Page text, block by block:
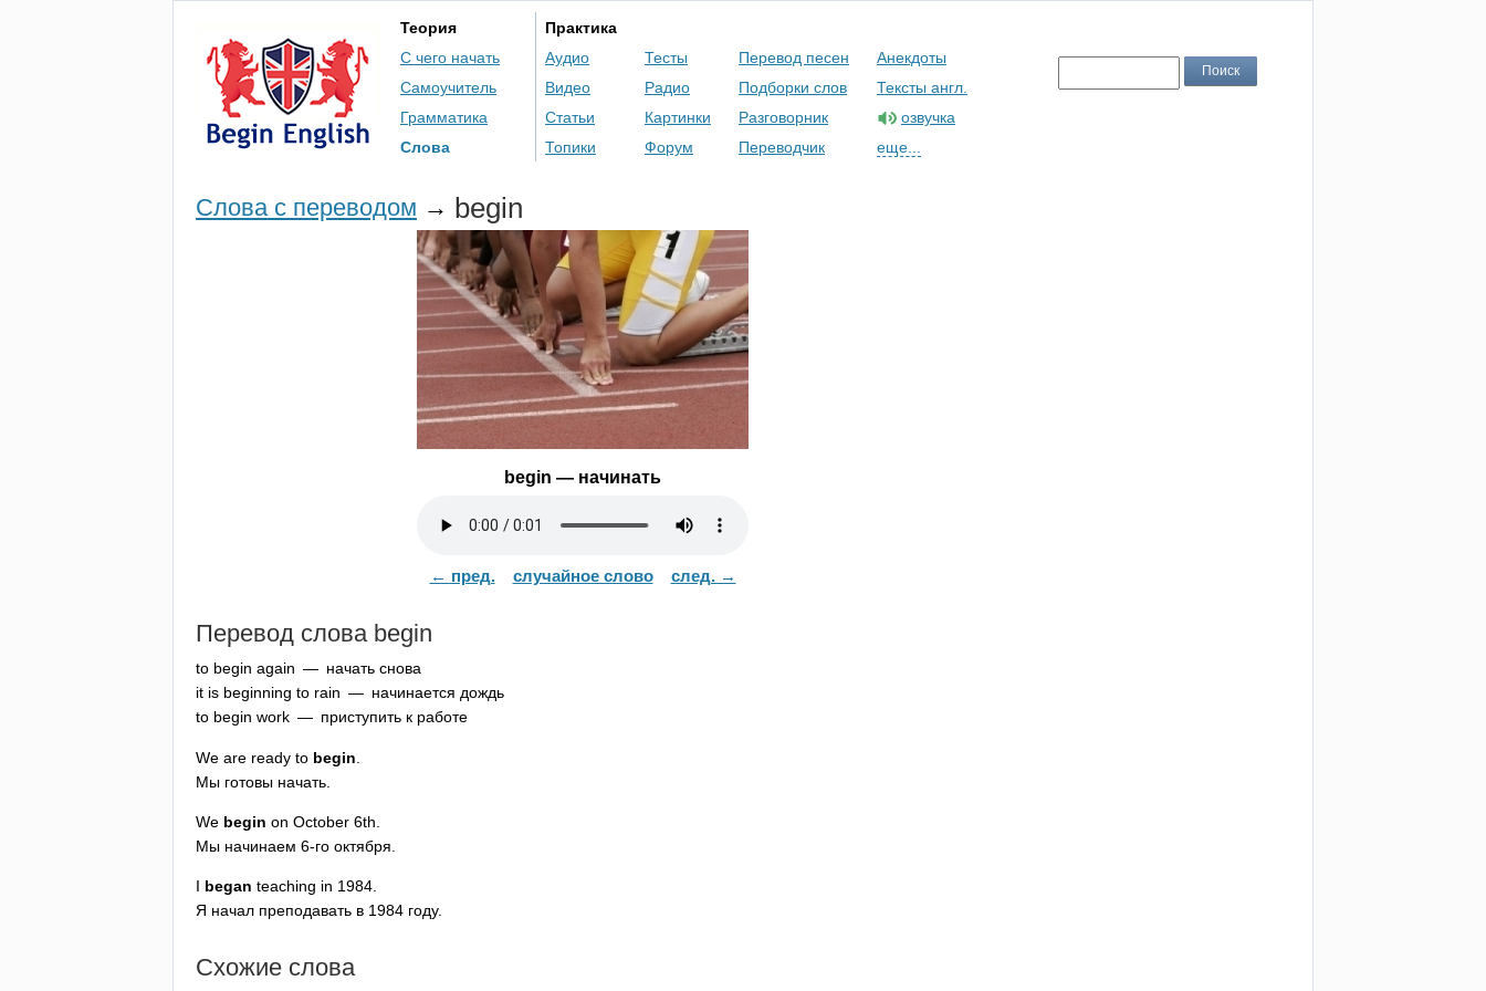
Теория
С чего начать
Самоучитель
Грамматика
Слова
Практика
Аудио
Видео
Статьи
Топики
Тесты
Радио
Картинки
Форум
Перевод песен
Подборки слов
Разговорник
Переводчик
Анекдоты
Тексты англ.
озвучка
еще...
Слова с переводом → begin
begin — начинать
← пред. случайное слово след. →
Перевод слова begin
to begin again — начать снова
it is beginning to rain — начинается дождь
to begin work — приступить к работе
We are ready to begin
Мы готовы начать.
We begin on October 6th
Мы начинаем 6-го октября.
I began teaching in 1984.
Я начал преподавать в 1984 году.
Схожие слова